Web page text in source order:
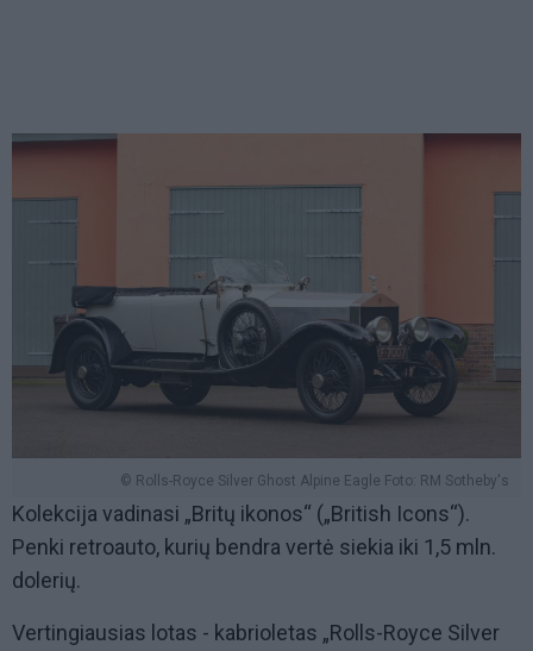
© Rolls-Royce Silver Ghost Alpine Eagle Foto: RM Sotheby's
Kolekcija vadinasi „Britų ikonos“ („British Icons“).
Penki retroauto, kurių bendra vertė siekia iki 1,5 mln.
dolerių.
Vertingiausias lotas - kabrioletas „Rolls-Royce Silver